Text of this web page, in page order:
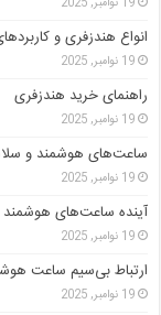
انواع هندزفری و
19 نوامبر, 2025
راهنمای خرید هندزفری
19 نوامبر, 2025
ساعت‌های هوشمند و
19 نوامبر, 2025
آینده ساعت‌های هوشمند
19 نوامبر, 2025
ارتباط بی‌سیم ساعت
19 نوامبر, 2025